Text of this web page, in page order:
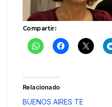
Compartir:
Relacionado
BUENOS AIRES TE